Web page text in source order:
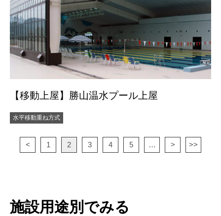
【移動上屋】勝山温水プール上屋
水平移動重ね方式
< 1 2 3 4 5 … > >>
施設用途別でみる